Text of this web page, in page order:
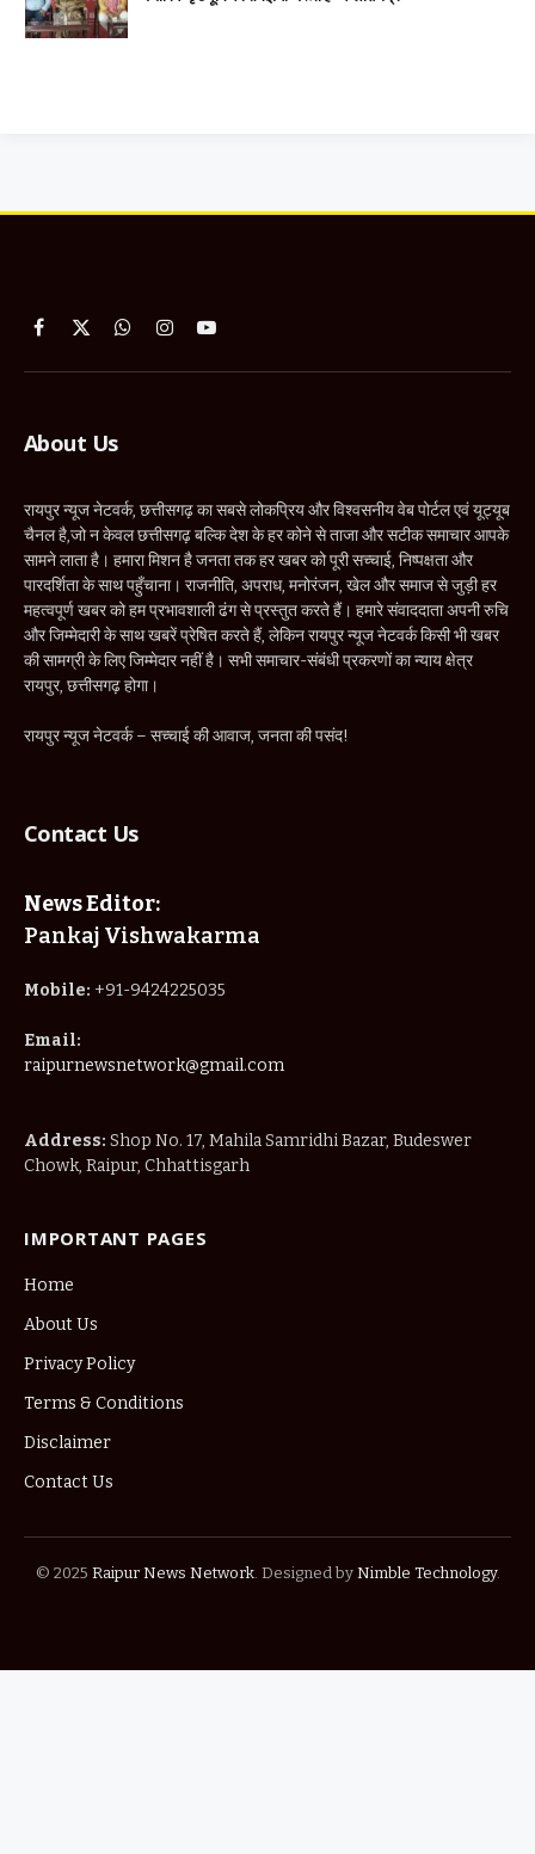
Facebook
X
WhatsApp
InstagramYouTube
About Us
रायपुर न्यूज नेटवर्क, छत्तीसगढ़ का सबसे लोकप्रिय और विश्वसनीय वेब पोर्टल एवं यूट्यूब
चैनल है,जो न केवल छत्तीसगढ़ बल्कि देश के हर कोने से ताजा और सटीक समाचार आपके
सामने लाता है। हमारा मिशन है जनता तक हर खबर को पूरी सच्चाई, निष्पक्षता और
पारदर्शिता के साथ पहुँचाना। राजनीति, अपराध, मनोरंजन, खेल और समाज से जुड़ी हर
महत्वपूर्ण खबर को हम प्रभावशाली ढंग से प्रस्तुत करते हैं। हमारे संवाददाता अपनी रुचि
और जिम्मेदारी के साथ खबरें प्रेषित करते हैं, लेकिन रायपुर न्यूज नेटवर्क किसी भी खबर
की सामग्री के लिए जिम्मेदार नहीं है। सभी समाचार-संबंधी प्रकरणों का न्याय क्षेत्र
रायपुर, छत्तीसगढ़ होगा।
रायपुर न्यूज नेटवर्क – सच्चाई की आवाज, जनता की पसंद!
Contact Us
News Editor:
Pankaj Vishwakarma
Mobile: +91-9424225035
Email:
raipurnewsnetwork@gmail.com
Address: Shop No. 17, Mahila Samridhi Bazar, Budeswer
Chowk, Raipur, Chhattisgarh
IMPORTANT PAGES
Home
About Us
Privacy Policy
Terms & Conditions
Disclaimer
Contact Us
© 2025 Raipur News Network. Designed by Nimble Technology.